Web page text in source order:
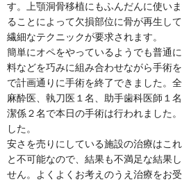
す。上顎洞骨移植にもふんだんに使い
ることによって欠損部位に骨が再生し
繊細なテクニックが要求されます。
簡単にオペをやっているようでも普通
料などを巧みに組み合わせながら手術
で計画通りに手術を終了できました。
麻酔医、執刀医１名、助手歯科医師１
潔係２名で本日の手術は行われました
した。
安さを売りにしている施設の治療はこ
と不可能なので、結果も不満足な結果
せん。よくよくお考えのうえ治療をお